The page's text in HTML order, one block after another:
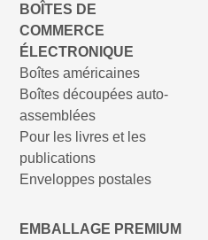
BOÎTES DE
COMMERCE
ÉLECTRONIQUE
Boîtes américaines
Boîtes découpées auto-
assemblées
Pour les livres et les
publications
Enveloppes postales
EMBALLAGE PREMIUM